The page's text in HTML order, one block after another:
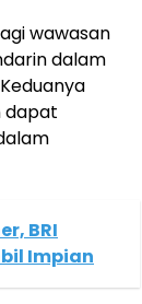
wawasan
dalam
dapat
BRI
Impian